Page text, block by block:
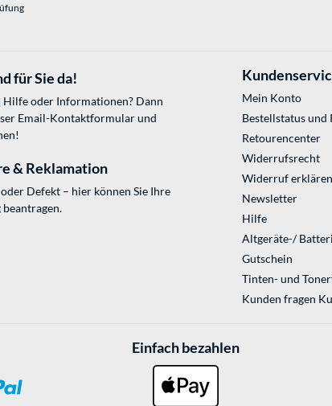
für Sie da!
Hilfe oder Informationen? Dann
Email-Kontaktformularund
& Reklamation
Defekt – hier können Sie Ihre
beantragen.
Mein Konto
Bestellstatus und
Retourencenter
Widerrufsrecht
Widerruf erklären
Newsletter
Hilfe
Altgeräte-/
Gutschein
Tinten- und
Kunden fragen
Einfach bezahlen